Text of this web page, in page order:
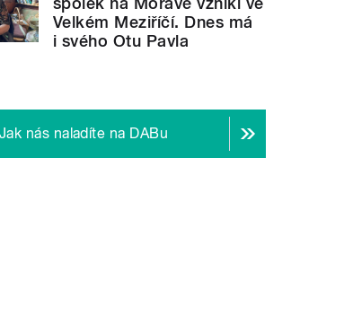
Velkém Meziříčí. Dnes má
i svého Otu Pavla
Jak nás naladíte na DABu